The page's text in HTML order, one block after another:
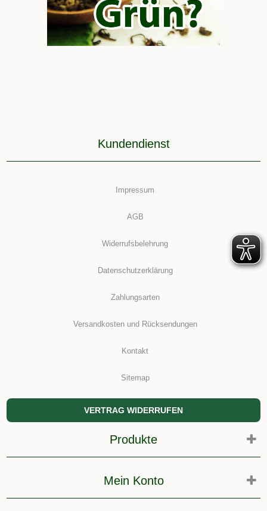
Kundendienst
Impressum
AGB
Widerrufsbelehrung
Datenschutzerklärung
Zahlungsarten
Versandkosten und Rücksendungen
Kontakt
Sitemap
VERTRAG WIDERRUFEN
Produkte
Mein Konto